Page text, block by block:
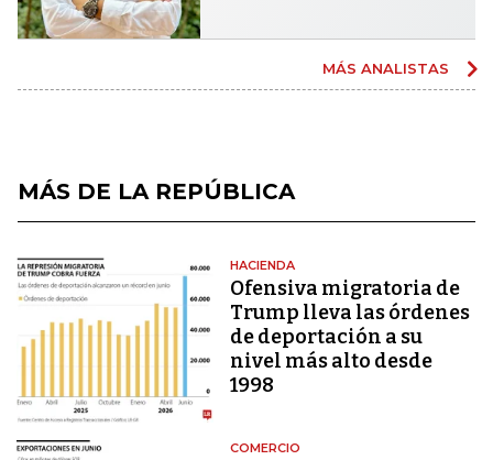
MÁS ANALISTAS
MÁS DE LA REPÚBLICA
HACIENDA
Ofensiva migratoria de
Trump lleva las órdenes
de deportación a su
nivel más alto desde
1998
COMERCIO